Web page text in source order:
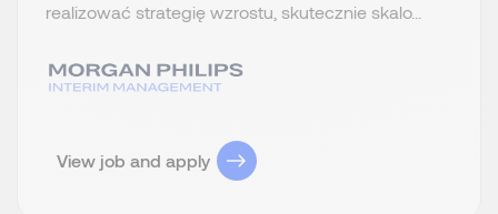
realizować strategię wzrostu, skutecznie skalo...
View job and apply